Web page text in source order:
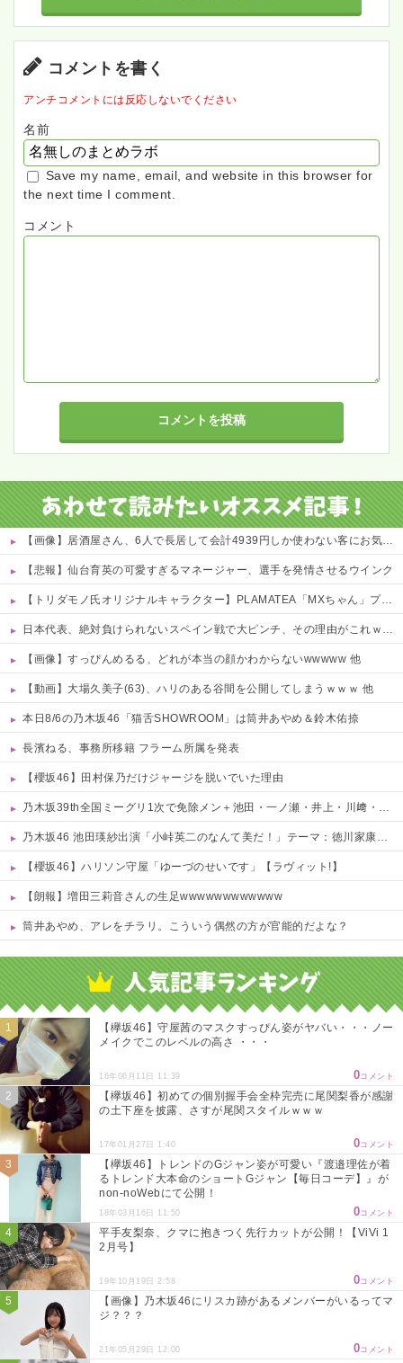
コメントを書く
アンチコメントには反応しないでください
名前
Save my name, email, and website in this browser for
the next time I comment.
コメント
【画像】居酒屋さん、6人で長居して会計4939円しか使わない客にお気持ち表明してしまう←コレどっちが悪いんや？？？？？？
【悲報】仙台育英の可愛すぎるマネージャー、選手を発情させるウインク
【トリダモノ氏オリジナルキャラクター】PLAMATEA「MXちゃん」プラモデル【駿河屋 予約開始】
日本代表、絶対負けられないスペイン戦で大ピンチ、その理由がこれｗｗｗｗ 他
【画像】すっぴんめるる、どれが本当の顔かわからないwwwww 他
【動画】大場久美子(63)、ハリのある谷間を公開してしまうｗｗｗ 他
本日8/6の乃木坂46「猫舌SHOWROOM」は筒井あやめ＆鈴木佑捺
長濱ねる、事務所移籍 フラーム所属を発表
【櫻坂46】田村保乃だけジャージを脱いでいた理由
乃木坂39th全国ミーグリ1次で免除メン＋池田・一ノ瀬・井上・川﨑・菅原・中西が全完売
乃木坂46 池田瑛紗出演「小峠英二のなんて美だ！」テーマ：徳川家康【2025.8.5 24:00〜 TOKYO MX】
【櫻坂46】ハリソン守屋「ゆーづのせいです」【ラヴィット!】
【朗報】増田三莉音さんの生足wwwwwwwwwwww
筒井あやめ、アレをチラリ。こういう偶然の方が官能的だよな？
【欅坂46】守屋茜のマスクすっぴん姿がヤバい・・・ノー
メイクでこのレベルの高さ ・・・
16年06月11日 11:39 0コメント
【欅坂46】初めての個別握手会全枠完売に尾関梨香が感謝
の土下座を披露、さすが尾関スタイルｗｗｗ
17年01月27日 1:40 0コメント
【欅坂46】トレンドのGジャン姿が可愛い『渡邉理佐が着
るトレンド大本命のショートGジャン【毎日コーデ】』が
non-noWebにて公開！
18年03月16日 11:50 0コメント
平手友梨奈、クマに抱きつく先行カットが公開！【ViVi 1
2月号】
19年10月19日 2:58 0コメント
【画像】乃木坂46にリスカ跡があるメンバーがいるってマ
ジ？？？
21年05月29日 12:00 0コメント